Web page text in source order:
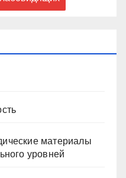
материалы
уровней